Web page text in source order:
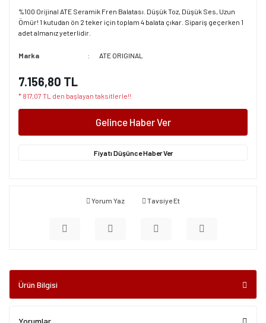
%100 Orijinal ATE Seramik Fren Balatası. Düşük Toz, Düşük Ses, Uzun
Ömür! 1 kutudan ön 2 teker için toplam 4 balata çıkar. Sipariş geçerken 1
adet almanız yeterlidir.
Marka ATE ORIGINAL
7.156,80 TL
* 817,07 TL den başlayan taksitlerle!!
Gelince Haber Ver
Fiyatı Düşünce Haber Ver
Yorum Yaz Tavsiye Et
Ürün Bilgisi
Yorumlar